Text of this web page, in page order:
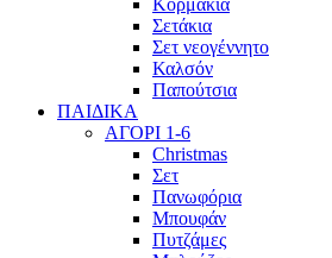
Κορμάκια
Σετάκια
Σετ νεογέννητο
Καλσόν
Παπούτσια
ΠΑΙΔΙΚΑ
ΑΓΟΡΙ 1-6
Christmas
Σετ
Πανωφόρια
Μπουφάν
Πυτζάμες